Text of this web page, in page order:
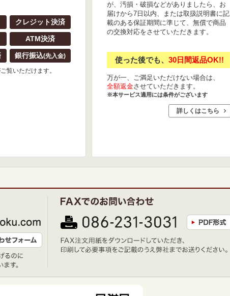
クレジット決済
ATM決済
銀行振込(先入金)
覧いただけます。
が、汚損・破損などがありましたら、お
届けから7日以内、または取扱説明書に記
載のある保証期間に準じて、無償で商品
の交換対応をさせていただきます。
使った後でも、 30日間返品OK!!
万が一、ご満足いただけない場合は、
全額返金させていただきます。
※本サービス適用には条件がございます
詳しくはこちら